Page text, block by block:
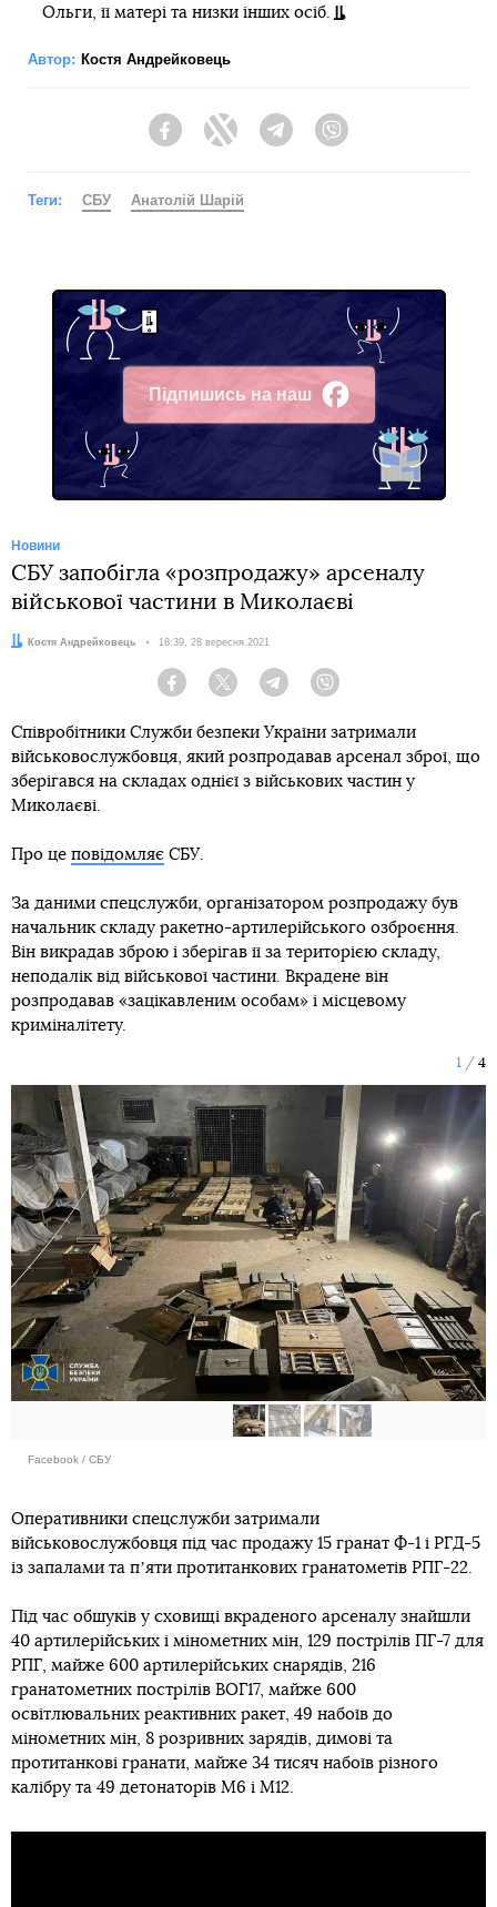
Ольги, її матері та низки інших осіб.
Автор: Костя Андрейковець
FacebookTwitter Telegram
Теги: СБУ Анатолій Шарій
Підпишись на наш
Facebook
Новини
СБУ запобігла «розпродажу» арсеналу
військової частини в Миколаєві
Автор:Костя Андрейковець Дата:
18:39, 28 вересня 2021
Facebook Twitter Telegram
Співробітники Служби безпеки України затримали
військовослужбовця, який розпродавав арсенал зброї, що
зберігався на складах однієї з військових частин у
Миколаєві.
Про це повідомляє СБУ.
За даними спецслужби, організатором розпродажу був
начальник складу ракетно-артилерійського озброєння.
Він викрадав зброю і зберігав її за територією складу,
неподалік від військової частини. Вкрадене він
розпродавав «зацікавленим особам» і місцевому
криміналітету.
1 4
Facebook / СБУ
Оперативники спецслужби затримали
військовослужбовця під час продажу 15 гранат Ф-1 і РГД-5
із запалами та пʼяти протитанкових гранатометів РПГ-22.
Під час обшуків у сховищі вкраденого арсеналу знайшли
40 артилерійських і мінометних мін, 129 пострілів ПГ-7 для
РПГ, майже 600 артилерійських снарядів, 216
гранатометних пострілів ВОГ17, майже 600
освітлювальних реактивних ракет, 49 набоїв до
мінометних мін, 8 розривних зарядів, димові та
протитанкові гранати, майже 34 тисяч набоїв різного
калібру та 49 детонаторів М6 і М12.